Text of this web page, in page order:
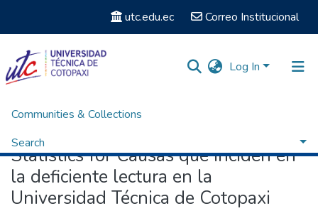
utc.edu.ec Correo Institucional
Log In
Communities & Collections
Search
Home Statistics
Statistics for Causas que inciden en
la deficiente lectura en la
Universidad Técnica de Cotopaxi